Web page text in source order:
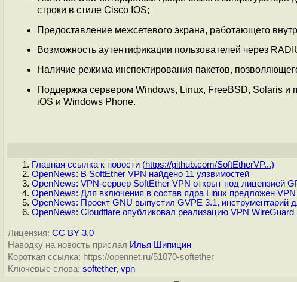
строки в стиле Cisco IOS;
Предоставление межсетевого экрана, работающего
Возможность аутентификации пользователей через
Наличие режима инспектирования пакетов,
Поддержка сервером Windows, Linux, FreeBSD, Solaris и
iOS и Windows Phone.
Главная ссылка к новости (https://github.com/SoftEtherVP...)
OpenNews: В SoftEther VPN найдено 11 уязвимостей
OpenNews: VPN-сервер SoftEther VPN открыт под лицензией
OpenNews: Для включения в состав ядра Linux предложен VPN
OpenNews: Проект GNU выпустил GVPE 3.1, инструментарий
OpenNews: Cloudflare опубликовал реализацию VPN WireGuard
Лицензия: CC BY 3.0
Наводку на новость прислал Илья Шипицин
Короткая ссылка: https://opennet.ru/51070-softether
Ключевые слова: softether, vpn